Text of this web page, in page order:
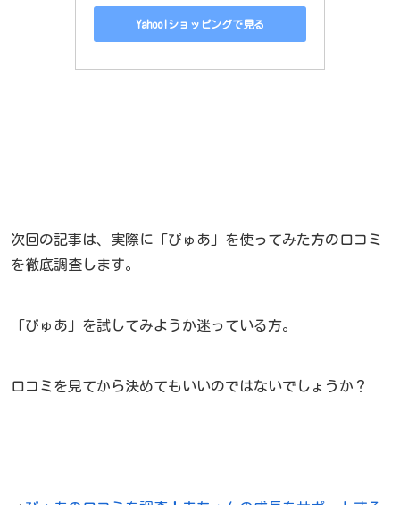
Yahoo!ショッピングで見る
次回の記事は、実際に「ぴゅあ」を使ってみた方の口コミ
を徹底調査します。
「ぴゅあ」を試してみようか迷っている方。
口コミを見てから決めてもいいのではないでしょうか？